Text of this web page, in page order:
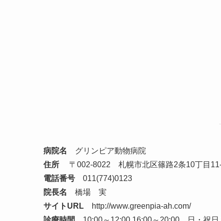
病院名
グリンピア動物病院
住所 〒002-8022 札幌市北区篠路2条10丁目
電話番号 011(774)0123
院長名
橋場 実
サイトURL
http://www.greenpia-ah.com/